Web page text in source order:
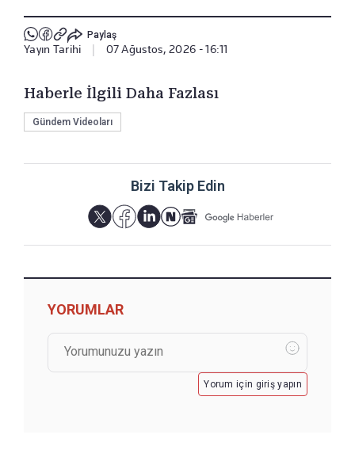
Paylaş
Yayın Tarihi 07 Ağustos, 2026 - 16:11
Haberle İlgili Daha Fazlası
Gündem Videoları
Bizi Takip Edin
YORUMLAR
Yorum için giriş yapın